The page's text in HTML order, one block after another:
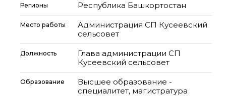
Регионы Республика Башкортостан
Место работы
Администрация СП Кусеевский
сельсовет
Должность
Глава администрации СП
Кусеевский сельсовет
Образование
Высшее образование -
специалитет, магистратура